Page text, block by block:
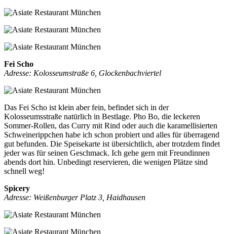
Fei Scho
Adresse: Kolosseumstraße 6, Glockenbachviertel
Das Fei Scho ist klein aber fein, befindet sich in der
Kolosseumsstraße natürlich in Bestlage. Pho Bo, die leckeren
Sommer-Rollen, das Curry mit Rind oder auch die karamellisierten
Schweinerippchen habe ich schon probiert und alles für überragend
gut befunden. Die Speisekarte ist übersichtlich, aber trotzdem findet
jeder was für seinen Geschmack. Ich gehe gern mit Freundinnen
abends dort hin. Unbedingt reservieren, die wenigen Plätze sind
schnell weg!
Spicery
Adresse: Weißenburger Platz 3, Haidhausen